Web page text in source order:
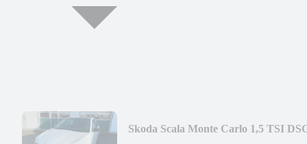
Skoda Scala Monte Carlo 1,5 TSI